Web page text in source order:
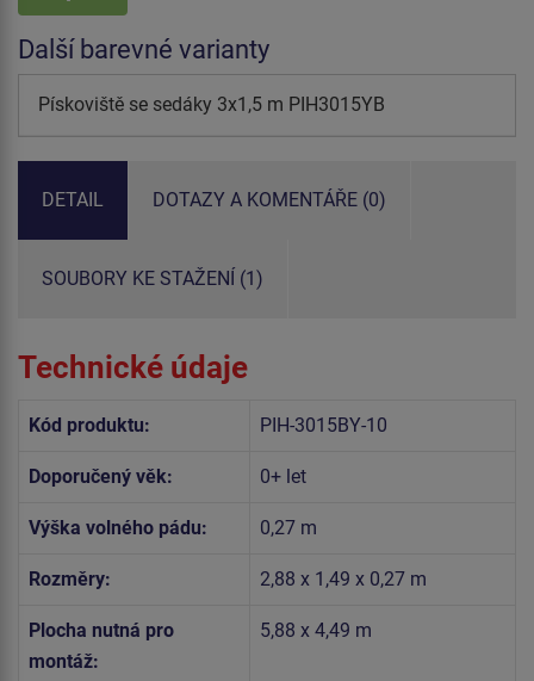
Další barevné varianty
Pískoviště se sedáky 3x1,5 m PIH3015YB
DETAIL DOTAZY A KOMENTÁŘE (0)
SOUBORY KE STAŽENÍ (1)
Technické údaje
Kód produktu: PIH-3015BY-10
Doporučený věk: 0+ let
Výška volného pádu: 0,27 m
Rozměry: 2,88 x 1,49 x 0,27 m
Plocha nutná pro
montáž:
5,88 x 4,49 m